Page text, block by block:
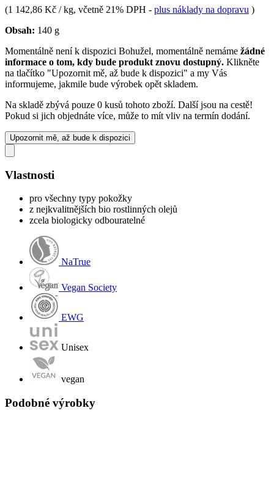
(1 142,86 Kč / kg, včetně 21% DPH - plus náklady na dopravu )
Obsah: 140 g
Momentálně není k dispozici Bohužel, momentálně nemáme žádné
informace o tom, kdy bude produkt znovu dostupný. Klikněte
na tlačítko "Upozornit mě, až bude k dispozici" a my Vás
informujeme, jakmile bude výrobek opět skladem.
Na skladě zbývá pouze 0 kusů tohoto zboží. Další jsou na cestě!
Pokud si jich objednáte více, může to mít vliv na termín dodání.
Upozornit mě, až bude k dispozici
Vlastnosti
pro všechny typy pokožky
z nejkvalitnějších bio rostlinných olejů
zcela biologicky odbouratelné
NaTrue
Vegan Society
EWG
Unisex
vegan
Podobné výrobky